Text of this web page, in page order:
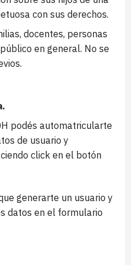
con sus derechos.
docentes, personas
en general. No se
podés automatricularte
de usuario y
click en el botón
generarte un usuario y
datos en el formulario